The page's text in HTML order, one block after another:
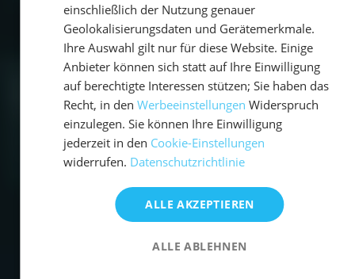
einschließlich der Nutzung genauer
Geolokalisierungsdaten und Gerätemerkmale.
Ihre Auswahl gilt nur für diese Website. Einige
Anbieter können sich statt auf Ihre Einwilligung
auf berechtigte Interessen stützen; Sie haben das
Recht, in den Werbeeinstellungen Widerspruch
einzulegen. Sie können Ihre Einwilligung
jederzeit in den Cookie-Einstellungen
widerrufen. Datenschutzrichtlinie
ALLE AKZEPTIEREN
ALLE ABLEHNEN